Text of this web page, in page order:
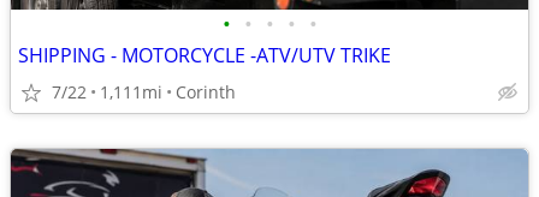
• • • • •
SHIPPING - MOTORCYCLE -ATV/UTV TRIKE
7/22 1,111mi Corinth